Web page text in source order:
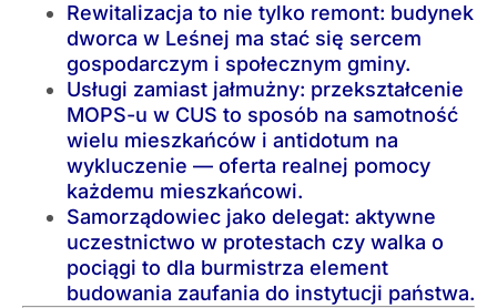
Rewitalizacja to nie tylko remont: budynek
dworca w Leśnej ma stać się sercem
gospodarczym i społecznym gminy.
Usługi zamiast jałmużny: przekształcenie
MOPS-u w CUS to sposób na samotność
wielu mieszkańców i antidotum na
wykluczenie — oferta realnej pomocy
każdemu mieszkańcowi.
Samorządowiec jako delegat: aktywne
uczestnictwo w protestach czy walka o
pociągi to dla burmistrza element
budowania zaufania do instytucji państwa.